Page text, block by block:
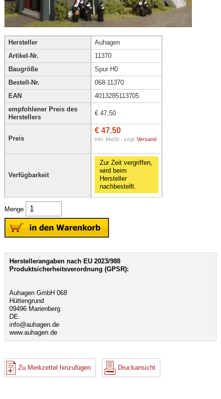
Hersteller
Auhagen
Artikel-Nr.
11370
Baugröße
Spur H0
Bestell-Nr.
068-11370
EAN
4013285113705
empfohlener Preis des
Herstellers
€ 47,50
Preis
€ 47.50
inkl. MwSt - zzgl. Versand
Verfügbarkeit
Zur Zeit vergriffen,
wird beim
Hersteller
nachbestellt.
Menge
Herstellerangaben nach EU 2023/988
Produktsicherheitsverordnung (GPSR):
Auhagen GmbH 068
Hüttengrund
09496 Marienberg
DE
info@auhagen.de
www.auhagen.de
Zu Merkzettel hinzufügen Druckansicht